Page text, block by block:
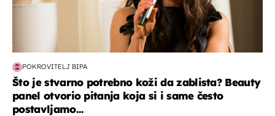
POKROVITELJ BIPA
Što je stvarno potrebno koži da zablista? Beauty
panel otvorio pitanja koja si i same često
postavljamo...